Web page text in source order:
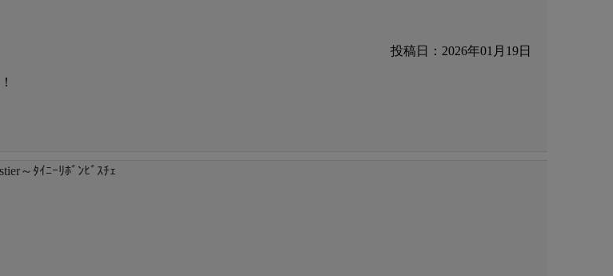
投稿日：2026年01月19日
～ﾀｲﾆｰﾘﾎﾞﾝﾋﾞｽﾁｪ